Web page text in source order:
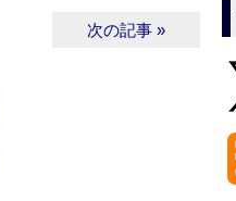
次の記事 »